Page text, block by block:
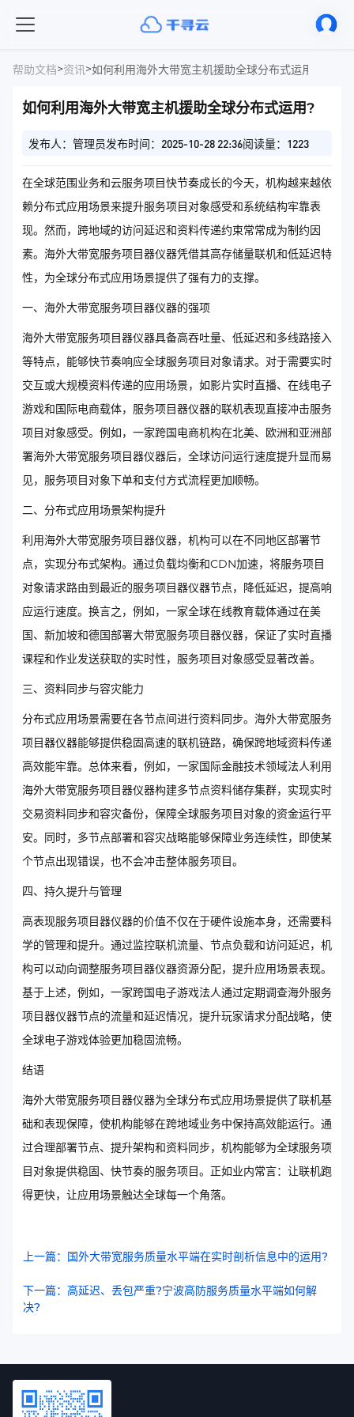
帮助文档>资讯>如何利用海外大带宽主机援助全球分布式运用?
如何利用海外大带宽主机援助全球分布式运用?
发布人：管理员发布时间：2025-10-28 22:36阅读量：1223
在全球范围业务和云服务项目快节奏成长的今天，机构越来越依
赖分布式应用场景来提升服务项目对象感受和系统结构牢靠表
现。然而，跨地域的访问延迟和资料传递约束常常成为制约因
素。海外大带宽服务项目器仪器凭借其高存储量联机和低延迟特
性，为全球分布式应用场景提供了强有力的支撑。
一、海外大带宽服务项目器仪器的强项
海外大带宽服务项目器仪器具备高吞吐量、低延迟和多线路接入
等特点，能够快节奏响应全球服务项目对象请求。对于需要实时
交互或大规模资料传递的应用场景，如影片实时直播、在线电子
游戏和国际电商载体，服务项目器仪器的联机表现直接冲击服务
项目对象感受。例如，一家跨国电商机构在北美、欧洲和亚洲部
署海外大带宽服务项目器仪器后，全球访问运行速度提升显而易
见，服务项目对象下单和支付方式流程更加顺畅。
二、分布式应用场景架构提升
利用海外大带宽服务项目器仪器，机构可以在不同地区部署节
点，实现分布式架构。通过负载均衡和CDN加速，将服务项目
对象请求路由到最近的服务项目器仪器节点，降低延迟，提高响
应运行速度。换言之，例如，一家全球在线教育载体通过在美
国、新加坡和德国部署大带宽服务项目器仪器，保证了实时直播
课程和作业发送获取的实时性，服务项目对象感受显著改善。
三、资料同步与容灾能力
分布式应用场景需要在各节点间进行资料同步。海外大带宽服务
项目器仪器能够提供稳固高速的联机链路，确保跨地域资料传递
高效能牢靠。总体来看，例如，一家国际金融技术领域法人利用
海外大带宽服务项目器仪器构建多节点资料储存集群，实现实时
交易资料同步和容灾备份，保障全球服务项目对象的资金运行平
安。同时，多节点部署和容灾战略能够保障业务连续性，即使某
个节点出现错误，也不会冲击整体服务项目。
四、持久提升与管理
高表现服务项目器仪器的价值不仅在于硬件设施本身，还需要科
学的管理和提升。通过监控联机流量、节点负载和访问延迟，机
构可以动向调整服务项目器仪器资源分配，提升应用场景表现。
基于上述，例如，一家跨国电子游戏法人通过定期调查海外服务
项目器仪器节点的流量和延迟情况，提升玩家请求分配战略，使
全球电子游戏体验更加稳固流畅。
结语
海外大带宽服务项目器仪器为全球分布式应用场景提供了联机基
础和表现保障，使机构能够在跨地域业务中保持高效能运行。通
过合理部署节点、提升架构和资料同步，机构能够为全球服务项
目对象提供稳固、快节奏的服务项目。正如业内常言：让联机跑
得更快，让应用场景触达全球每一个角落。
上一篇：国外大带宽服务质量水平端在实时剖析信息中的运用?
下一篇：高延迟、丢包严重?宁波高防服务质量水平端如何解
决?